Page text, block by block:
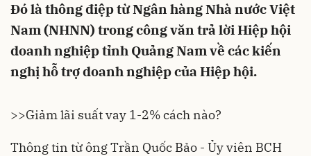
Đó là thông điệp từ Ngân hàng Nhà nước Việt
Nam (NHNN) trong công văn trả lời Hiệp hội
doanh nghiệp tỉnh Quảng Nam về các kiến
nghị hỗ trợ doanh nghiệp của Hiệp hội.
>>Giảm lãi suất vay 1-2% cách nào?
Thông tin từ ông Trần Quốc Bảo - Ủy viên BCH
Hủy